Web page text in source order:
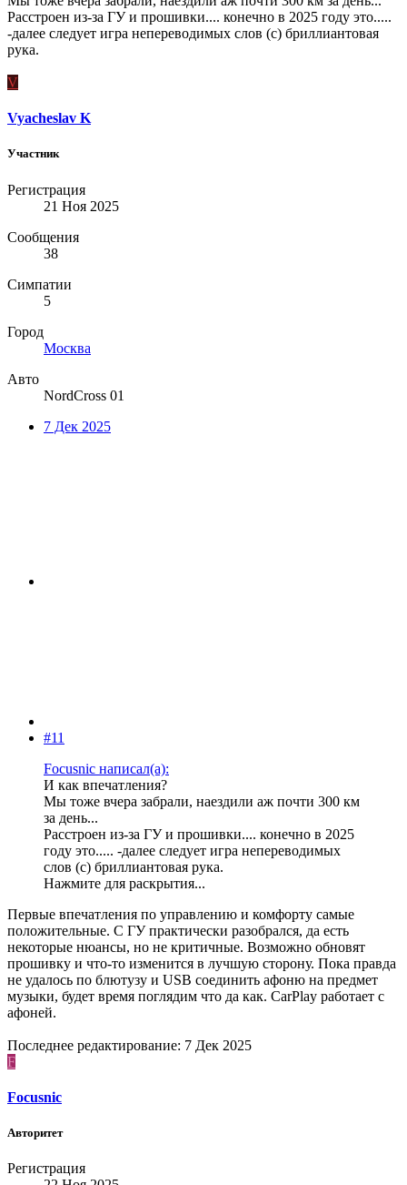
Расстроен из-за ГУ и прошивки.... конечно в 2025 году это.....
-далее следует игра непереводимых слов (с) бриллиантовая
рука.
V
Vyacheslav K
Участник
Регистрация
21 Ноя 2025
Сообщения
38
Симпатии
5
Город
Москва
Авто
NordCross 01
7 Дек 2025
#11
Focusnic написал(а):
И как впечатления?
Мы тоже вчера забрали, наездили аж почти 300 км
за день...
Расстроен из-за ГУ и прошивки.... конечно в 2025
году это..... -далее следует игра непереводимых
слов (с) бриллиантовая рука.
Нажмите для раскрытия...
Первые впечатления по управлению и комфорту самые
положительные. С ГУ практически разобрался, да есть
некоторые нюансы, но не критичные. Возможно обновят
прошивку и что-то изменится в лучшую сторону. Пока правда
не удалось по блютузу и USB соединить афоню на предмет
музыки, будет время поглядим что да как. CarPlay работает с
афоней.
Последнее редактирование: 7 Дек 2025
F
Focusnic
Авторитет
Регистрация